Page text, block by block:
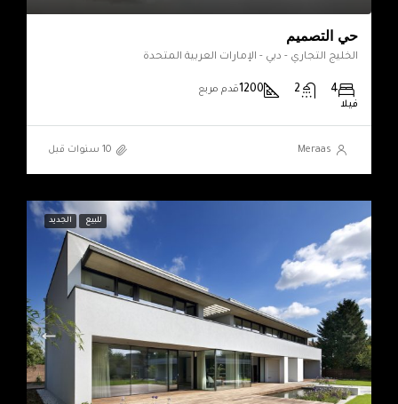
حي التصميم
الخليج التجاري - دبي - الإمارات العربية المتحدة
4
2
1200 قدم مربع
فيلا
Meraas
للبيع الجديد